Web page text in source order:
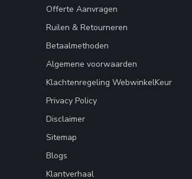
Offerte Aanvragen
Ruilen & Retourneren
Betaalmethoden
Algemene voorwaarden
Klachtenregeling WebwinkelKeur
Privacy Policy
Disclaimer
Sitemap
Blogs
Klantverhaal